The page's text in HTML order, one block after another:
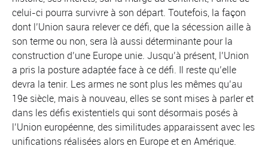
celui-ci pourra survivre à son départ. Toutefois, la façon
dont l’Union saura relever ce défi, que la sécession aille à
son terme ou non, sera là aussi déterminante pour la
construction d’une Europe unie. Jusqu’à présent, l’Union
a pris la posture adaptée face à ce défi. Il reste qu’elle
devra la tenir. Les armes ne sont plus les mêmes qu’au
19e siècle, mais à nouveau, elles se sont mises à parler et
dans les défis existentiels qui sont désormais posés à
l’Union européenne, des similitudes apparaissent avec les
unifications réalisées alors en Europe et en Amérique.